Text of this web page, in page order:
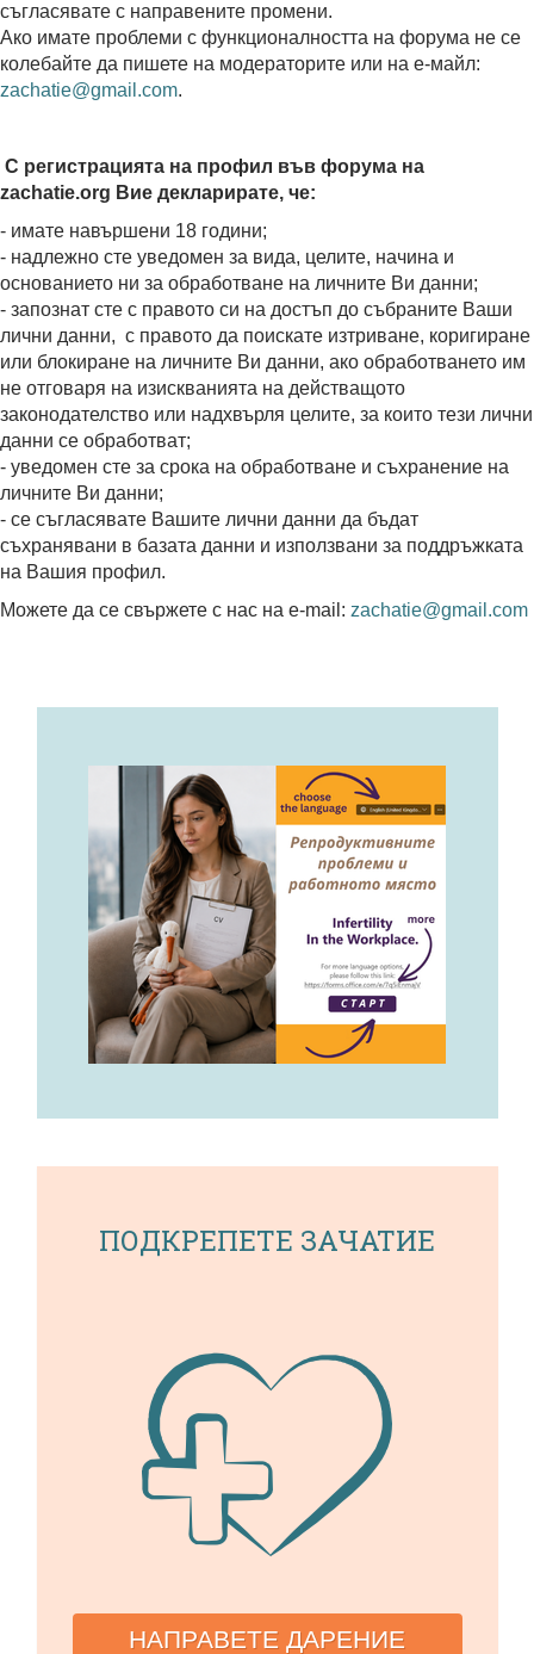
съгласявате с направените промени.
Ако имате проблеми с функционалността на форума не се
колебайте да пишете на модераторите или на е-майл:
zachatie@gmail.com.
С регистрацията на профил във форума на
zachatie.org Вие декларирате, че:
- имате навършени 18 години;
- надлежно сте уведомен за вида, целите, начина и
основанието ни за обработване на личните Ви данни;
- запознат сте с правото си на достъп до събраните Ваши
лични данни, с правото да поискате изтриване, коригиране
или блокиране на личните Ви данни, ако обработването им
не отговаря на изискванията на действащото
законодателство или надхвърля целите, за които тези лични
данни се обработват;
- уведомен сте за срока на обработване и съхранение на
личните Ви данни;
- се съгласявате Вашите лични данни да бъдат
съхранявани в базата данни и използвани за поддръжката
на Вашия профил.
Можете да се свържете с нас на e-mail: zachatie@gmail.com
ПОДКРЕПЕТЕ ЗАЧАТИЕ
НАПРАВЕТЕ ДАРЕНИЕ